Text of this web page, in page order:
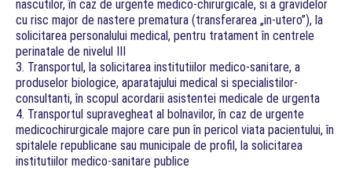
nascutilor, în caz de urgente medico-chirurgicale, si a gravidelor
cu risc major de nastere prematura (transferarea „in-utero”), la
solicitarea personalului medical, pentru tratament în centrele
perinatale de nivelul III
3. Transportul, la solicitarea institutiilor medico-sanitare, a
produselor biologice, aparatajului medical si specialistilor-
consultanti, în scopul acordarii asistentei medicale de urgenta
4. Transportul supravegheat al bolnavilor, în caz de urgente
medicochirurgicale majore care pun în pericol viata pacientului, în
spitalele republicane sau municipale de profil, la solicitarea
institutiilor medico-sanitare publice